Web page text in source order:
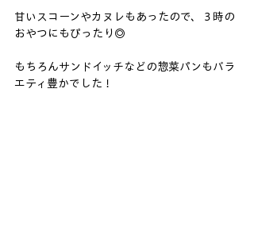
甘いスコーンやカヌレもあったので、３時の
おやつにもぴったり◎
もちろんサンドイッチなどの惣菜パンもバラ
エティ豊かでした！